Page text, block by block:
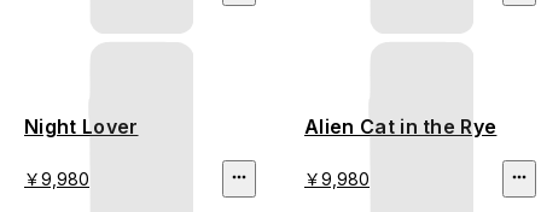
Night Lover
￥9,980
Alien Cat in the Rye
￥9,980